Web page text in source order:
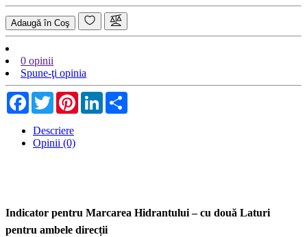
Adaugă în Coş
0 opinii
Spune-ţi opinia
Facebook
TwitterPinterestLinkedIn
Descriere
Opinii (0)
Indicator pentru Marcarea Hidrantului – cu două Laturi
pentru ambele direcții